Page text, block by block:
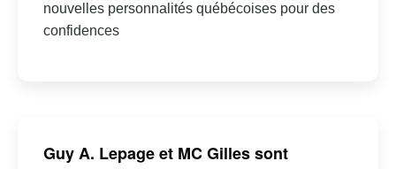
nouvelles personnalités québécoises pour des
confidences
Guy A. Lepage et MC Gilles sont